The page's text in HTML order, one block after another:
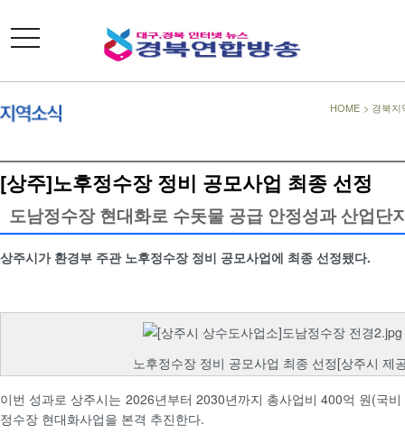
toggle
navigation
HOME > 경북지
[상주]노후정수장 정비 공모사업 최종 선정
도남정수장 현대화로 수돗물 공급 안정성과 산업단
상주시가 환경부 주관 노후정수장 정비 공모사업에 최종 선정됐다.
노후정수장 정비 공모사업 최종 선정[상주시 제
이번 성과로 상주시는 2026년부터 2030년까지 총사업비 400억 원(국
정수장 현대화사업을 본격 추진한다.